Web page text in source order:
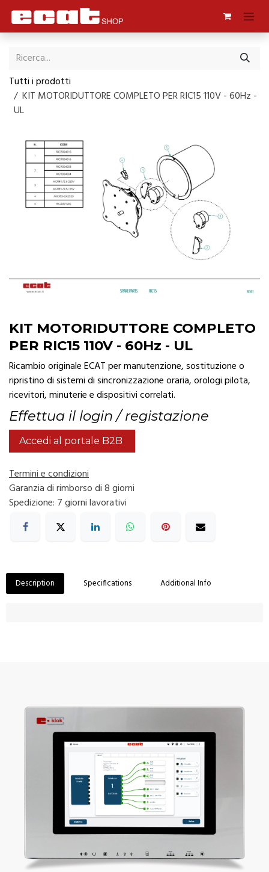
Passa al contenuto
Tutti i prodotti
KIT MOTORIDUTTORE COMPLETO PER RIC15 110V - 60Hz -
UL
KIT MOTORIDUTTORE COMPLETO
PER RIC15 110V - 60Hz - UL
Ricambio originale ECAT per manutenzione, sostituzione o
ripristino di sistemi di sincronizzazione oraria, orologi pilota,
ricevitori, minuterie e dispositivi correlati.
Effettua il login / registazione
Accedi al portale B2B
Termini e condizioni
Garanzia di rimborso di 8 giorni
Spedizione: 7 giorni lavorativi
Description Specifications Additional Info